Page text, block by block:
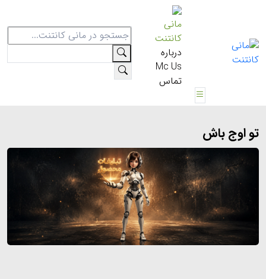
مانی
کانتنت
درباره
Mc Us
تماس
تو اوج باش